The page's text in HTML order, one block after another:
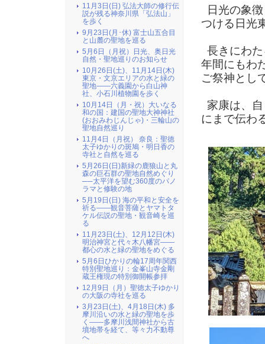
日光の象
つける日光
長きにわ
年間にもわ
ご祭神とし
家康は、
にまで伝わ
11月3日(日) 弘法大師の修行伝
説が残る神奈川県「弘法山」
を歩く
9月23日(月･休) 富士山五合目
と山麓の聖地を巡る
5月6日（月祝）日光、奥日光
自然・聖地巡りのお知らせ
10月26日(土)、11月14日(木)
東京・文京エリアの水と緑の
聖地――六義園から白山神
社、小石川植物園を歩く
10月14日（月・祝）大いなる
和の国：建国の聖地大神神社
(おおみわじんじゃ)・三輪山の
聖地自然巡り
11月4日（月祝） 奈良：聖徳
太子ゆかりの斑鳩・明日香の
寺社と自然を巡る
5月26日(日)新緑の鹿狼山と丸
森の巨石群の聖地自然めぐり
──太平洋を望む360度のパノ
ラマと修験の地
5月19日(日) 海の平和と安全を
祈る――観音菩薩とヤマトタ
ケル伝説の聖地・観音崎を巡
る
11月23日(土)、12月12日(木)
明治神宮と代々木八幡宮――
都心の水と緑の聖地をめぐる
5月6日ひかりの輪17周年関西
特別聖地巡り：金峯山寺金剛
蔵王権現の特別御開帳参拝
12月9日（月）聖徳太子ゆかり
の大阪の寺社を巡る
3月23日(土)、4月18日(木) 多
摩川沿いの水と緑の聖地を歩
く――多摩川浅間神社から古
墳地帯を経て、等々力不動尊
へ